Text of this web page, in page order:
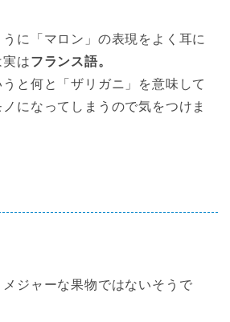
に「マロン」の表現をよく耳に
実はフランス語。
と何と「ザリガニ」を意味して
になってしまうので気をつけま
ジャーな果物ではないそうで